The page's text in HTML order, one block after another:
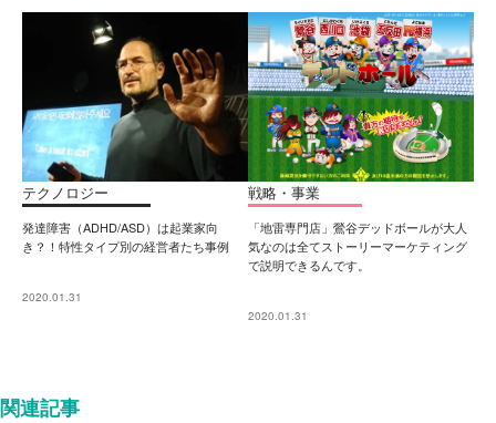
テクノロジー
発達障害（ADHD/ASD）は起業家向
き？！特性タイプ別の経営者たち事例
2020.01.31
戦略・事業
「地雷専門店」鶯谷デッドボールが大人
気なのは全てストーリーマーケティング
で説明できるんです。
2020.01.31
関連記事